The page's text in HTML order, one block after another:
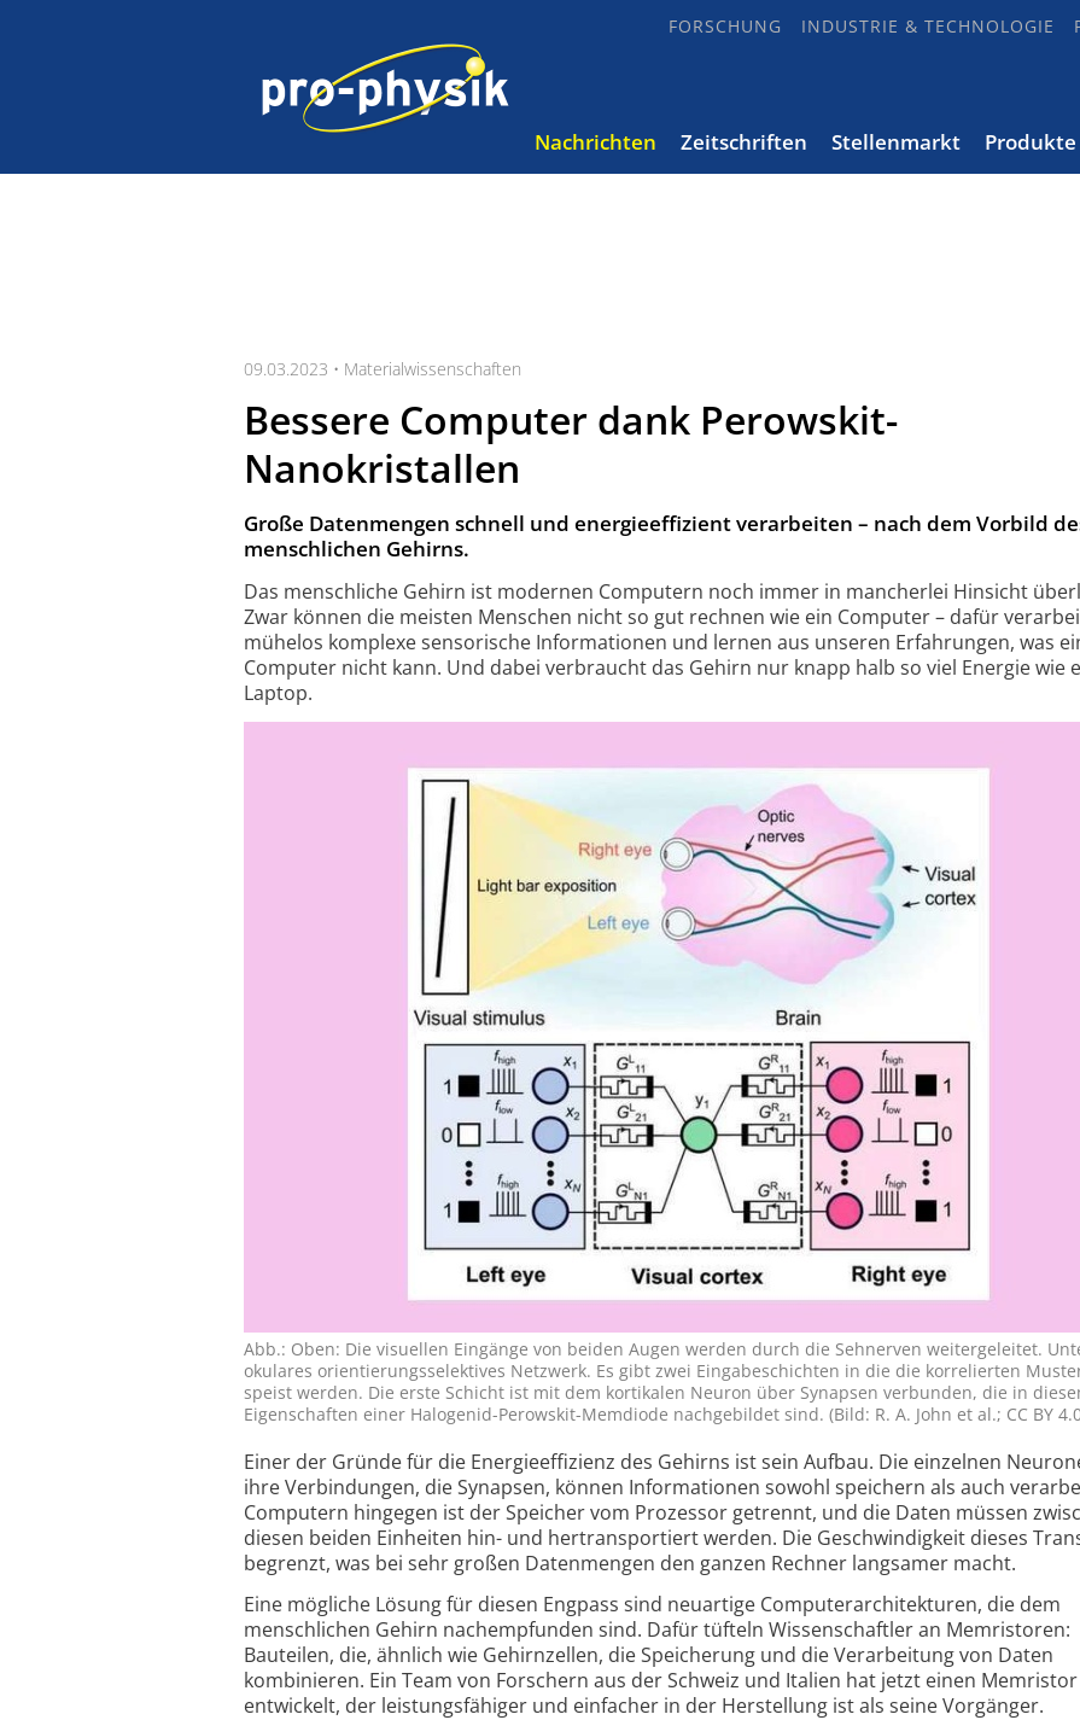
FORSCHUNG INDUSTRIE & TECHNOLOGIE
Nachrichten Zeitschriften Stellenmarkt Produkte
09.03.2023 • Materialwissenschaften
Bessere Computer dank Perowskit-
Nanokristallen
Große Datenmengen schnell und energieeffizient verarbeiten – nach dem Vorbild
menschlichen Gehirns.
Das menschliche Gehirn ist modernen Computern noch immer in mancherlei Hinsicht
Zwar können die meisten Menschen nicht so gut rechnen wie ein Computer – dafür
mühelos komplexe sensorische Informa­tionen und lernen aus unseren Erfahrungen, was
Computer nicht kann. Und dabei verbraucht das Gehirn nur knapp halb so viel Energie wie
Laptop.
Abb.: Oben: Die visuellen Ein­gänge von beiden Augen werden durch die Seh­nerven weiter­ge­leitet.
oku­lares orien­tierungs­selek­tives Netz­werk. Es gibt zwei Ein­gabe­schichten in die die korre­lierten
speist werden. Die erste Schicht ist mit dem korti­kalen Neuron über Synapsen ver­bunden, die in
Eigen­schaften einer Halo­genid-Perow­skit-Mem­diode nach­ge­bildet sind. (Bild: R. A. John et al.; CC BY
Einer der Gründe für die Energie­effizienz des Gehirns ist sein Aufbau. Die einzelnen
ihre Verbindungen, die Synapsen, können Informationen sowohl speichern als auch
Computern hingegen ist der Speicher vom Prozessor getrennt, und die Daten müssen
diesen beiden Einheiten hin- und hertrans­portiert werden. Die Geschwin­dig­keit dieses
begrenzt, was bei sehr großen Datenmengen den ganzen Rechner langsamer macht.
Eine mögliche Lösung für diesen Engpass sind neuartige Computer­architekturen, die dem
menschlichen Gehirn nach­empfunden sind. Dafür tüfteln Wissen­schaftler an Memristoren:
Bauteilen, die, ähnlich wie Gehirnzellen, die Speicherung und die Verarbeitung von Daten
kombinieren. Ein Team von Forschern aus der Schweiz und Italien hat jetzt einen Memristor
entwickelt, der leistungs­fähiger und einfacher in der Herstellung ist als seine Vorgänger.